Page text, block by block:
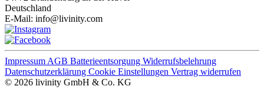
Deutschland
E-Mail: info@livinity.com
Impressum AGB Batterieentsorgung Widerrufsbelehrung
Datenschutzerklärung Cookie Einstellungen Vertrag widerrufen
© 2026 livinity GmbH & Co. KG